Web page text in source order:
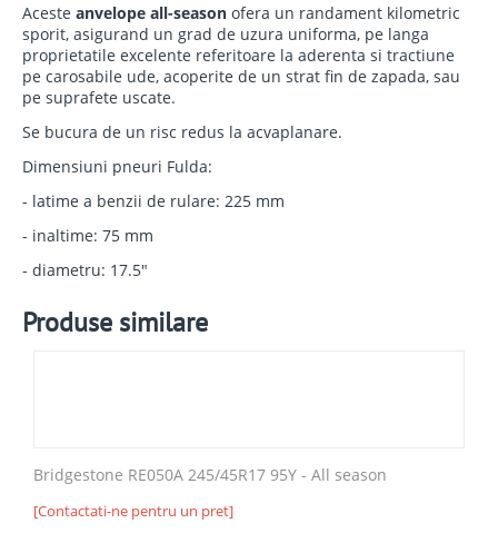
Aceste anvelope all-season ofera un randament kilometric
sporit, asigurand un grad de uzura uniforma, pe langa
proprietatile excelente referitoare la aderenta si tractiune
pe carosabile ude, acoperite de un strat fin de zapada, sau
pe suprafete uscate.
Se bucura de un risc redus la acvaplanare.
Dimensiuni pneuri Fulda:
- latime a benzii de rulare: 225 mm
- inaltime: 75 mm
- diametru: 17.5"
Produse similare
Bridgestone RE050A 245/45R17 95Y - All season
[Contactati-ne pentru un pret]